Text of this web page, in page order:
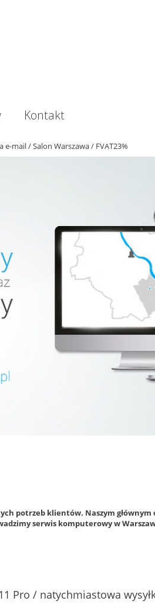
Kontakt
mail / Salon Warszawa / FVAT23%
potrzeb klientów. Naszym
serwis komputerowy w
Pro / natychmiastowa